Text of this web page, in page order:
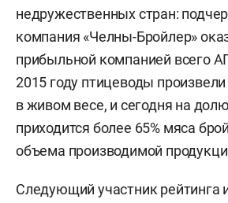
недружественных стран:
компания «Челны-Бройлер»
прибыльной компанией всего
2015 году птицеводы
в живом весе, и сегодня на
приходится более 65% мяса
объема производимой
Следующий участник рейтинга